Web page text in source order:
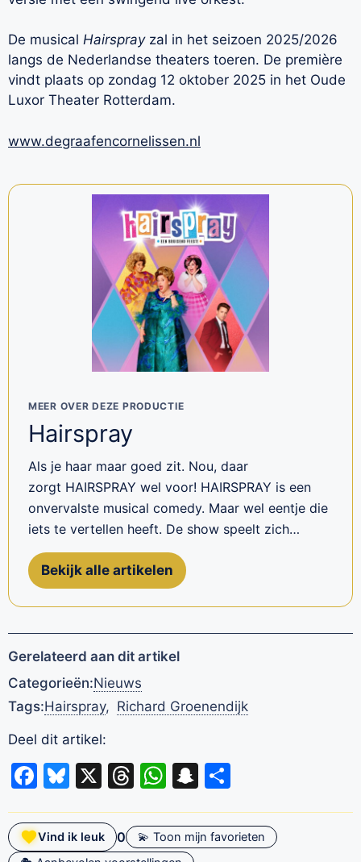
De musical Hairsprayzal in het seizoen 2025/2026
langs de Nederlandse theaters toeren. De première
vindt plaats op zondag 12 oktober 2025 in het Oude
Luxor Theater Rotterdam.
www.degraafencornelissen.nl
MEER OVER DEZE PRODUCTIE
Hairspray
Als je haar maar goed zit. Nou, daar
zorgt HAIRSPRAY wel voor! HAIRSPRAY is een
onvervalste musical comedy. Maar wel eentje die
iets te vertellen heeft. De show speelt zich…
Bekijk alle artikelen
Gerelateerd aan dit artikel
Categorieën:Nieuws
Tags:Hairspray, Richard Groenendijk
Deel dit artikel:
Facebook
Bluesky
X Threads
WhatsApp
Snapchat
Vind ik leuk 0
💫 Toon mijn favorieten